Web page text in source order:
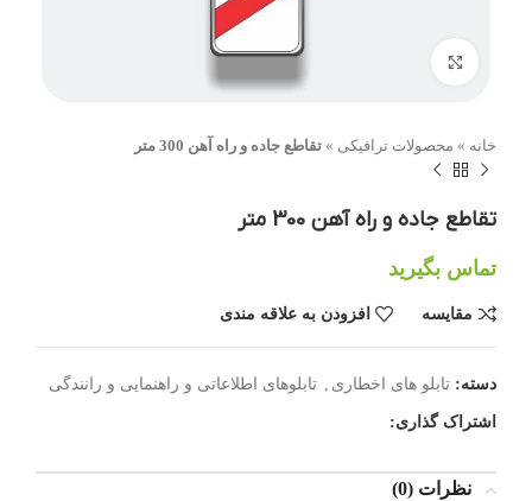
خانه » محصولات ترافیکی » تقاطع جاده و راه آهن 300 متر
تقاطع جاده و راه آهن 300 متر
تماس بگیرید
مقایسه افزودن به علاقه مندی
دسته: تابلو های اخطاری , تابلوهای اطلاعاتی و راهنمایی و رانندگی
اشتراک گذاری:
نظرات (0)